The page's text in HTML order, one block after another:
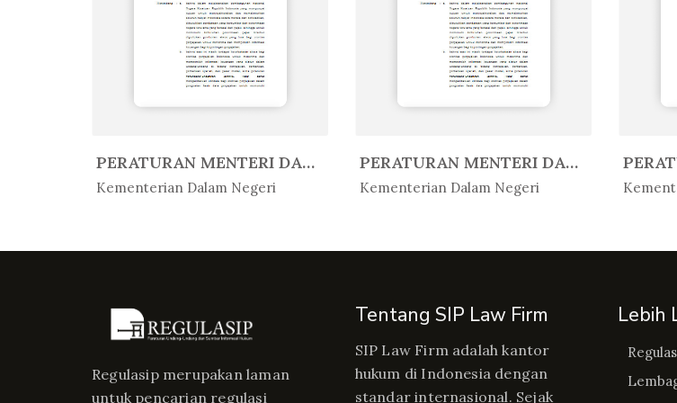
PERATURAN MENTERI DALAM NEGERI R...
Kementerian Dalam Negeri
In Peratur...
PERATURAN MENTERI DALAM NEGERI R...
Kementerian Dalam Negeri
In Peratur... In
Regulasip merupakan laman
untuk pencarian regulasi
Tentang SIP Law Firm
SIP Law Firm adalah kantor
hukum di Indonesia dengan
standar internasional. Sejak
Lebih